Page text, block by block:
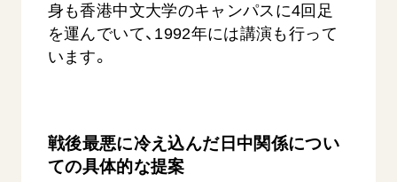
心」 長崎県 吉岡加…
2026.08.09
身も香港中文大学のキャンパスに4回足
を運んでいて、1992年には講演も行って
います。
戦後最悪に冷え込んだ日中関係につい
ての具体的な提案